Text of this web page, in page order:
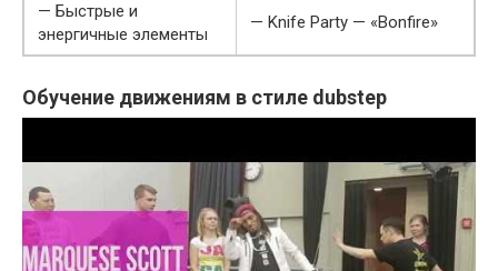
— Быстрые и
энергичные элементы
— Knife Party — «Bonfire»
Обучение движениям в стиле dubstep